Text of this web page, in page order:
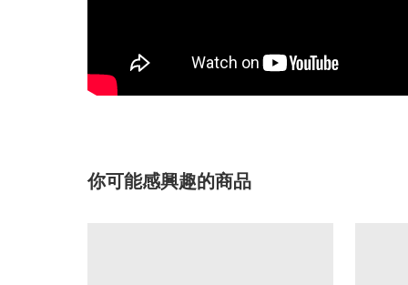
你可能感興趣的商品